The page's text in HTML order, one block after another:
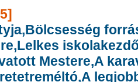
Mestere,A